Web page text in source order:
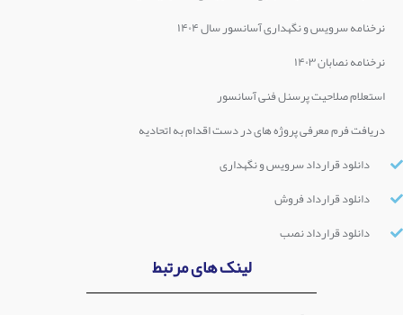
نرخنامه سرویس و نگهداری آسانسور سال ۱۴۰۴
نرخنامه نصابان ۱۴۰۳
استعلام صلاحیت پرسنل فنی آسانسور
دریافت فرم معرفی پروژه های در دست اقدام به اتحادیه
دانلود قرارداد سرویس و نگهداری
دانلود قرارداد فروش
دانلود قرارداد نصب
لینک های مرتبط